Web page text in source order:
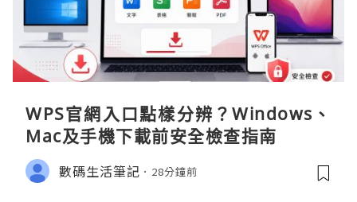
WPS官網入口點樣分辨？Windows、
Mac及手機下載前安全檢查指南
數碼生活筆記 28分鐘前